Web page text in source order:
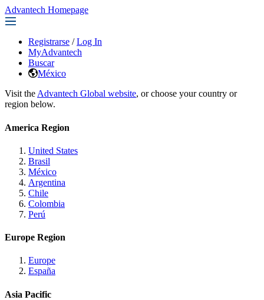
Advantech Homepage
Registrarse / Log In
MyAdvantech
Buscar
México
Visit the Advantech Global website, or choose your country or
region below.
America Region
United States
Brasil
México
Argentina
Chile
Colombia
Perú
Europe Region
Europe
España
Asia Pacific